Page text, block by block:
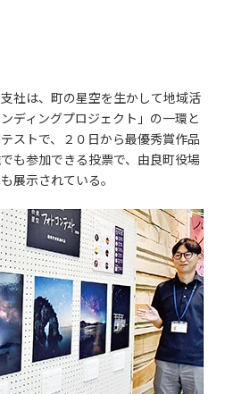
社は、町の星空を生かして地域活
ディングプロジェクト」の一環と
ストで、２０日から最優秀賞作品
も参加できる投票で、由良町役場
展示されている。